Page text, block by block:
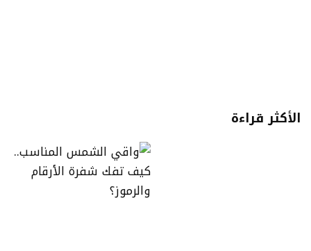
الأكثر قراءة